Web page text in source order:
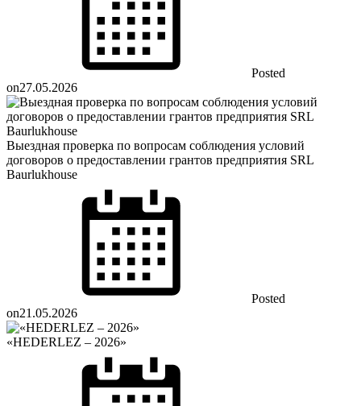
Posted
on27.05.2026
Выездная проверка по вопросам соблюдения условий
договоров о предоставлении грантов предприятия SRL
Baurlukhouse
Posted
on21.05.2026
«HEDERLEZ – 2026»